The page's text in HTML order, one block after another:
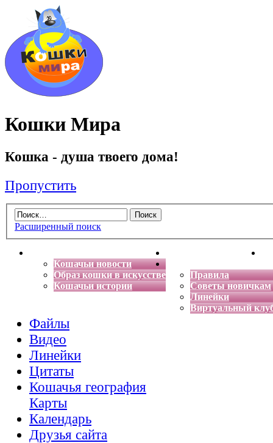
Кошки Мира
Кошка - душа твоего дома!
Пропустить
Расширенный поиск
Кошачьи новости
Образ кошки в искусстве
Кошачьи истории
Энциклопедия кошек
Правила
Советы новичкам
Линейки
Виртуальный
Файлы
Видео
Линейки
Цитаты
Кошачья география
Карты
Календарь
Друзья сайта